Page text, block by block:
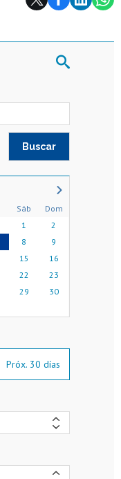
Sáb
Dom
1
2
8
9
15
16
22
23
29
30
Próx. 30 días